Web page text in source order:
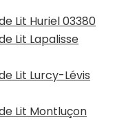
Lit Huriel 03380
Lit Lapalisse
Lit Lurcy-Lévis
Lit Montluçon